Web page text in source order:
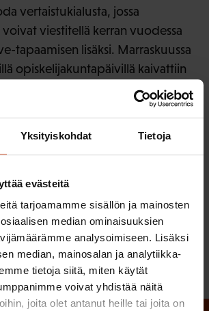
Yksityiskohdat Tietoja
evästeitä
tarjoamamme sisällön ja mainosten
median ominaisuuksien
analysoimiseen. Lisäksi
median, mainosalan ja analytiikka-
tietoja siitä, miten käytät
voivat yhdistää näitä
joita olet antanut heille tai joita on
vertaistukialusta, jossa
viestitellä kerran vuodessa
tapaamisen lisäksi. Marraskuussa
opiskelijakuntapäivillä kaivattiin
SISÄLTÖÄ:
NUORET